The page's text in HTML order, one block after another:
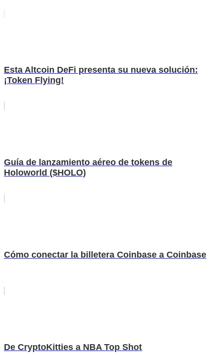
Esta Altcoin DeFi presenta su nueva solución:
¡Token Flying!
Guía de lanzamiento aéreo de tokens de
Holoworld ($HOLO)
Cómo conectar la billetera Coinbase a Coinbase
De CryptoKitties a NBA Top Shot